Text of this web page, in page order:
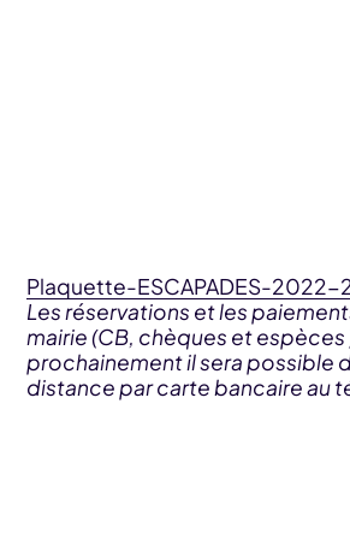
Plaquette-ESCAPADES-2022-
Les réservations et les
mairie (CB, chèques et espèces
prochainement il sera possible
distance par carte bancaire au